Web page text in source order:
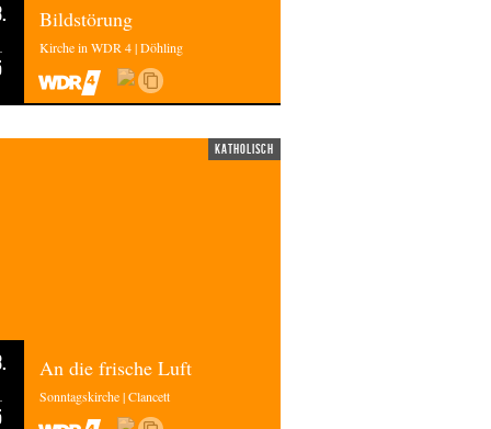
Bildstörung
Kirche in WDR 4 | Döhling
katholisch
An die frische Luft
Sonntagskirche | Clancett